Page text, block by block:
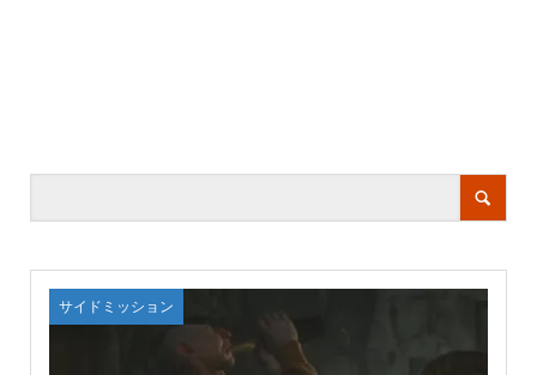
サイドミッション